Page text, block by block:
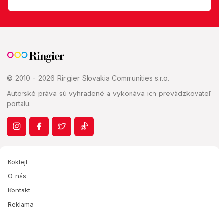
© 2010 - 2026 Ringier Slovakia Communities s.r.o.
Autorské práva sú vyhradené a vykonáva ich prevádzkovateľ
portálu.
Koktejl
O nás
Kontakt
Reklama